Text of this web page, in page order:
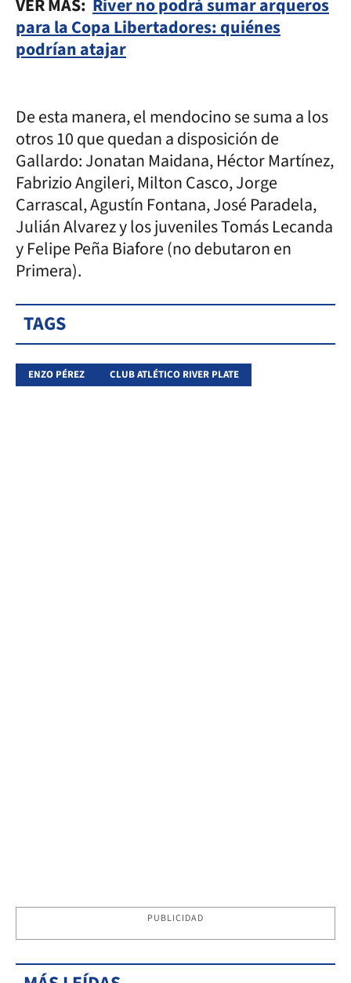
VER MÁS: River no podrá sumar arqueros
para la Copa Libertadores: quiénes
podrían atajar
De esta manera, el mendocino se suma a los
otros 10 que quedan a disposición de
Gallardo: Jonatan Maidana, Héctor Martínez,
Fabrizio Angileri, Milton Casco, Jorge
Carrascal, Agustín Fontana, José Paradela,
Julián Alvarez y los juveniles Tomás Lecanda
y Felipe Peña Biafore (no debutaron en
Primera).
TAGS
ENZO PÉREZ CLUB ATLÉTICO RIVER PLATE
PUBLICIDAD